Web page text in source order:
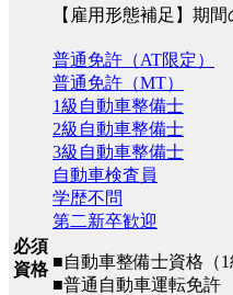
【雇用形態補足】期
必須
資格
普通免許（AT限定）
普通免許（MT）
1級自動車整備士
2級自動車整備士
3級自動車整備士
自動車検査員
学歴不問
第二新卒歓迎
■自動車整備士資格（1
■普通自動車運転免許